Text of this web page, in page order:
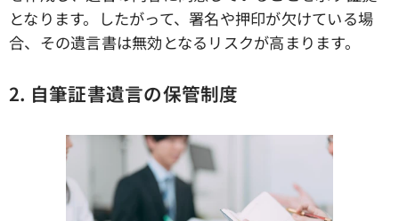
となります。したがって、署名や押印が欠けている場
合、その遺言書は無効となるリスクが高まります。
2. 自筆証書遺言の保管制度